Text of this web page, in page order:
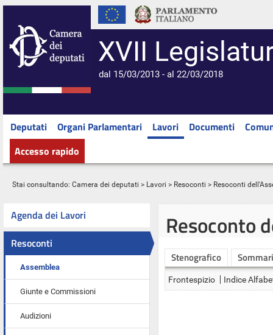
XVII
dal 15/03/2013 - al 22/03/2018
Deputati Organi Parlamentari Lavori Documenti
Accesso rapido
Stai consultando: Camera dei deputati > Lavori > Resoconti > Resoconti
Agenda dei Lavori
Resoconti
Assemblea
Giunte e Commissioni
Audizioni
Resoconto
Stenografico
Frontespizio Indice